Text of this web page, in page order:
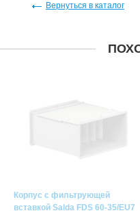
Вернуться в каталог
Корпус с фильтрующей
вставкой Salda FDS 60-35/EU7